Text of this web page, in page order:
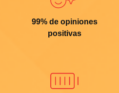
99% de opiniones
positivas